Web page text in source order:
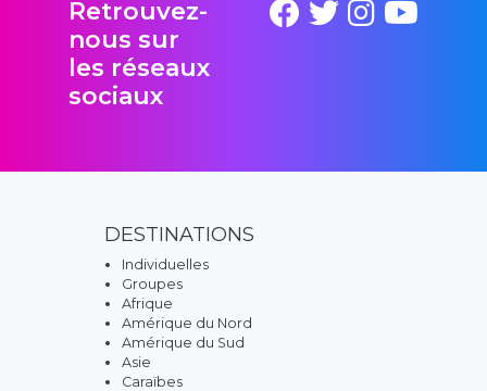
Retrouvez-
nous sur
les réseaux
sociaux
DESTINATIONS
Individuelles
Groupes
Afrique
Amérique du Nord
Amérique du Sud
Asie
Caraïbes